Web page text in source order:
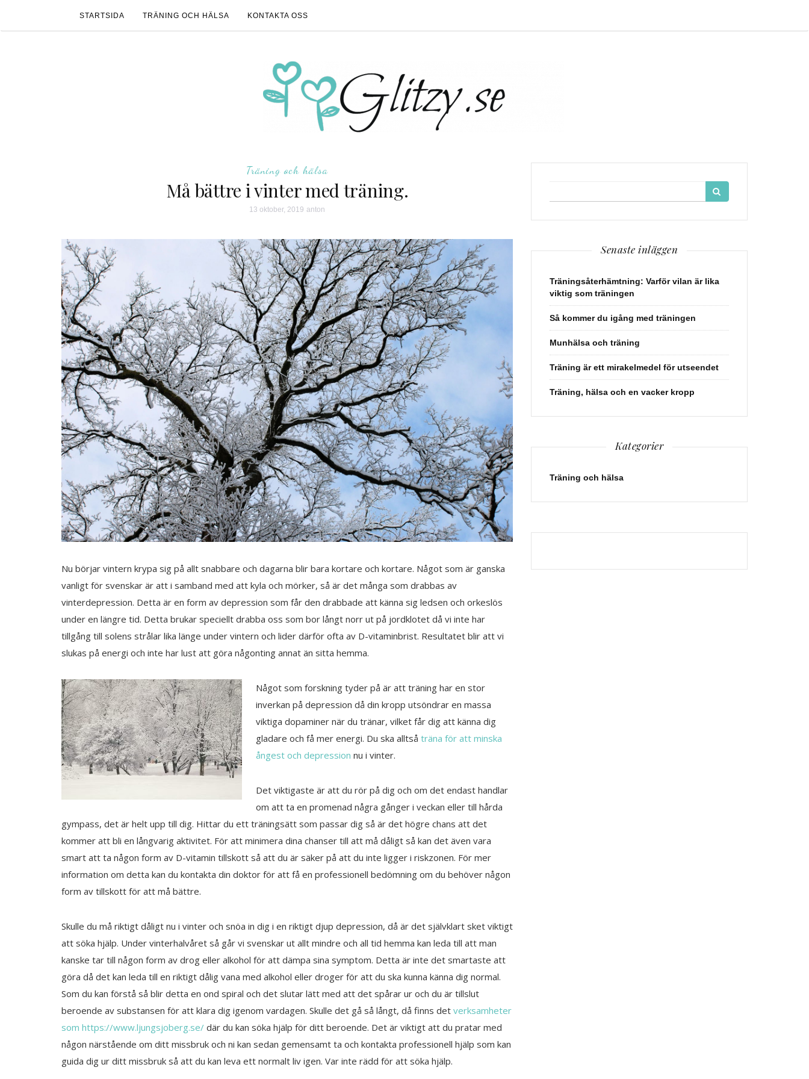
STARTSIDA TRÄNING OCH HÄLSA KONTAKTA OSS
Träning och hälsa
Må bättre i vinter med träning.
13 oktober, 2019 anton
Nu börjar vintern krypa sig på allt snabbare och dagarna blir bara kortare och kortare. Något som är ganska
vanligt för svenskar är att i samband med att kyla och mörker, så är det många som drabbas av
vinterdepression. Detta är en form av depression som får den drabbade att känna sig ledsen och orkeslös
under en längre tid. Detta brukar speciellt drabba oss som bor långt norr ut på jordklotet då vi inte har
tillgång till solens strålar lika länge under vintern och lider därför ofta av D-vitaminbrist. Resultatet blir att vi
slukas på energi och inte har lust att göra någonting annat än sitta hemma.
Något som forskning tyder på är att träning har en stor
inverkan på depression då din kropp utsöndrar en massa
viktiga dopaminer när du tränar, vilket får dig att känna dig
gladare och få mer energi. Du ska alltså träna för att minska
ångest och depression nu i vinter.
Det viktigaste är att du rör på dig och om det endast handlar
om att ta en promenad några gånger i veckan eller till hårda
gympass, det är helt upp till dig. Hittar du ett träningsätt som passar dig så är det högre chans att det
kommer att bli en långvarig aktivitet. För att minimera dina chanser till att må dåligt så kan det även vara
smart att ta någon form av D-vitamin tillskott så att du är säker på att du inte ligger i riskzonen. För mer
information om detta kan du kontakta din doktor för att få en professionell bedömning om du behöver någon
form av tillskott för att må bättre.
Skulle du må riktigt dåligt nu i vinter och snöa in dig i en riktigt djup depression, då är det självklart sket viktigt
att söka hjälp. Under vinterhalvåret så går vi svenskar ut allt mindre och all tid hemma kan leda till att man
kanske tar till någon form av drog eller alkohol för att dämpa sina symptom. Detta är inte det smartaste att
göra då det kan leda till en riktigt dålig vana med alkohol eller droger för att du ska kunna känna dig normal.
Som du kan förstå så blir detta en ond spiral och det slutar lätt med att det spårar ur och du är tillslut
beroende av substansen för att klara dig igenom vardagen. Skulle det gå så långt, då finns det verksamheter
som https://www.ljungsjoberg.se/ där du kan söka hjälp för ditt beroende. Det är viktigt att du pratar med
någon närstående om ditt missbruk och ni kan sedan gemensamt ta och kontakta professionell hjälp som kan
guida dig ur ditt missbruk så att du kan leva ett normalt liv igen. Var inte rädd för att söka hjälp.
Senaste inläggen
Träningsåterhämtning: Varför vilan är lika
viktig som träningen
Så kommer du igång med träningen
Munhälsa och träning
Träning är ett mirakelmedel för utseendet
Träning, hälsa och en vacker kropp
Kategorier
Träning och hälsa